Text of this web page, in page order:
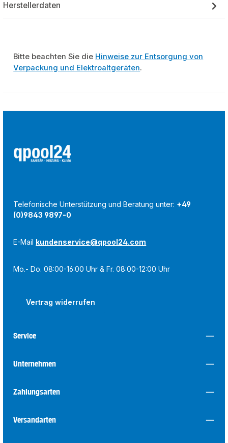
Herstellerdaten
Bitte beachten Sie die Hinweise zur Entsorgung von
Verpackung und Elektroaltgeräten.
Telefonische Unterstützung und Beratung unter: +49
(0)9843 9897-0
E-Mail kundenservice@qpool24.com
Mo.- Do. 08:00-16:00 Uhr & Fr. 08:00-12:00 Uhr
Vertrag widerrufen
Service
Unternehmen
Zahlungsarten
Versandarten